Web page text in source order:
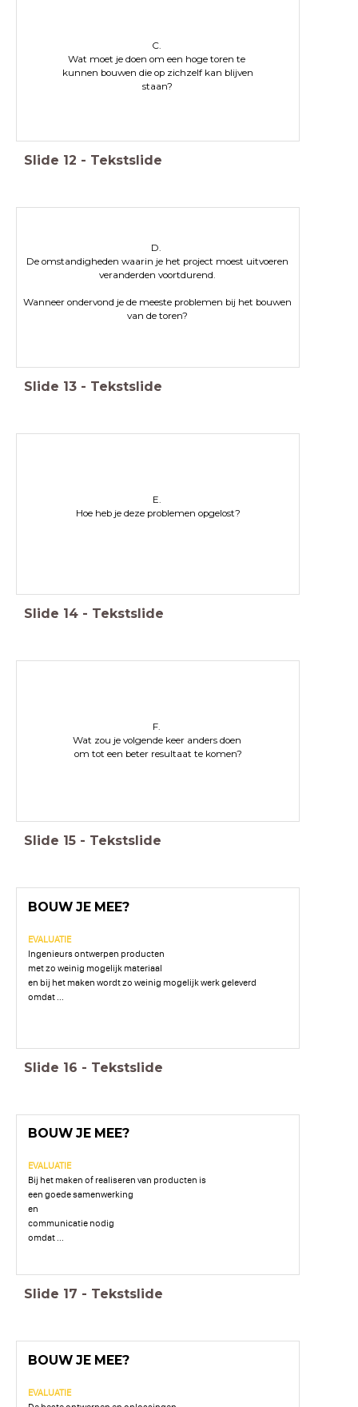
C.
Wat moet je doen om een hoge toren te
kunnen bouwen die op zichzelf kan blijven
staan?
Slide 12 - Tekstslide
D.
De omstandigheden waarin je het project moest uitvoeren
veranderden voortdurend.
Wanneer ondervond je de meeste problemen bij het bouwen
van de toren?
Slide 13 - Tekstslide
E.
Hoe heb je deze problemen opgelost?
Slide 14 - Tekstslide
F.
Wat zou je volgende keer anders doen
om tot een beter resultaat te komen?
Slide 15 - Tekstslide
BOUW JE MEE?
EVALUATIE
Ingenieurs ontwerpen producten
met zo weinig mogelijk materiaal
en bij het maken wordt zo weinig mogelijk werk geleverd
omdat ...
Slide 16 - Tekstslide
BOUW JE MEE?
EVALUATIE
Bij het maken of realiseren van producten is
een goede samenwerking
en
communicatie nodig
omdat ...
Slide 17 - Tekstslide
BOUW JE MEE?
EVALUATIE